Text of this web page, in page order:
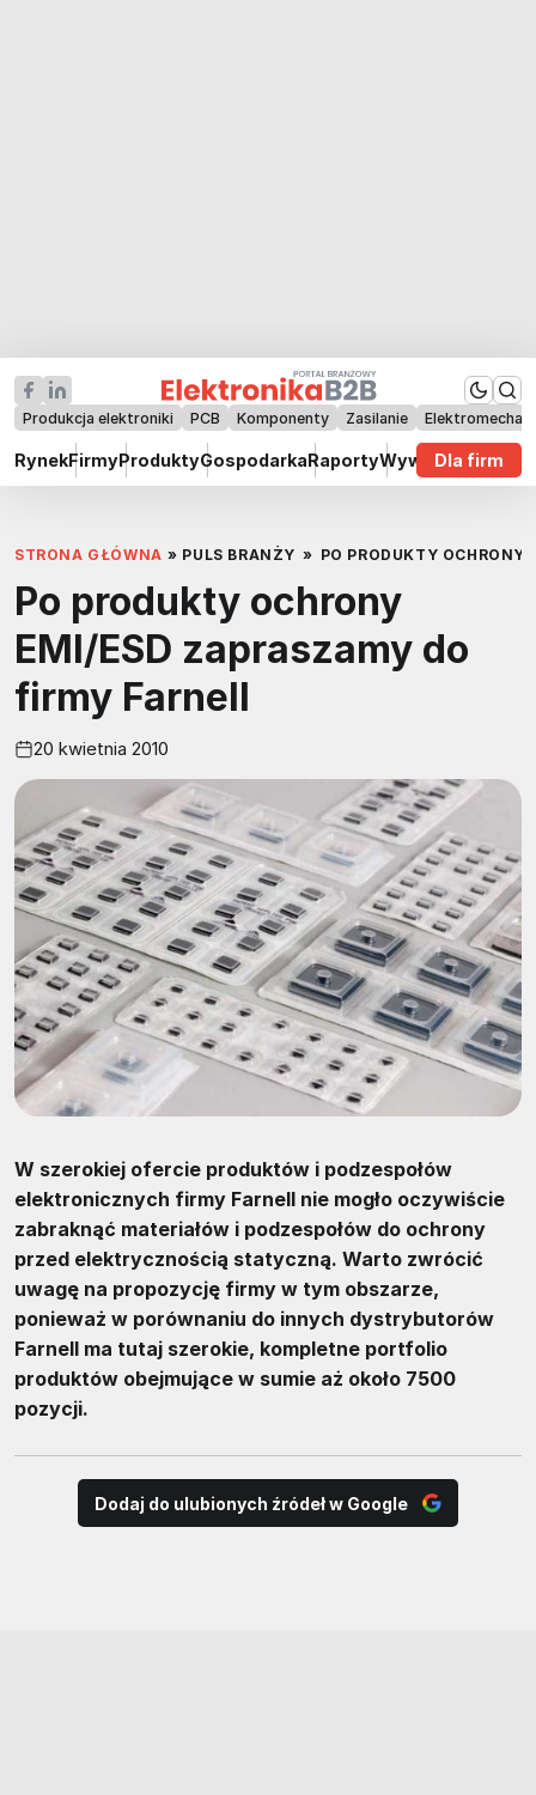
Produkcja elektroniki PCB Komponenty Zasilanie
RynekFirmyProduktyGospodarkaRaportyWywiadyDla firm
STRONA GŁÓWNA » PULS BRANŻY » PO PRODUKTY
Po produkty ochrony
EMI/ESD zapraszamy do
firmy Farnell
20 kwietnia 2010
W szerokiej ofercie produktów i podzespołów
elektronicznych firmy Farnell nie mogło oczywiście
zabraknąć materiałów i podzespołów do ochrony
przed elektrycznością statyczną. Warto zwrócić
uwagę na propozycję firmy w tym obszarze,
ponieważ w porównaniu do innych dystrybutorów
Farnell ma tutaj szerokie, kompletne portfolio
produktów obejmujące w sumie aż około 7500
pozycji.
Dodaj do ulubionych źródeł w Google